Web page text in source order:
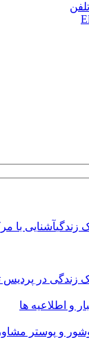
زندگیآشنایی با
در پردیس
و اطلاعیه ها
و پوستر